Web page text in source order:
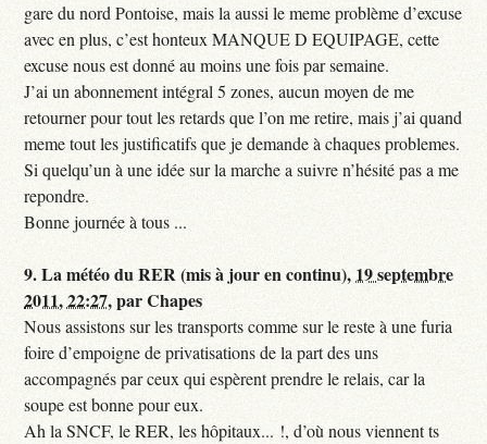
gare du nord Pontoise, mais la aussi le meme problème d’excuse
avec en plus, c’est honteux MANQUE D EQUIPAGE, cette
excuse nous est donné au moins une fois par semaine.
J’ai un abonnement intégral 5 zones, aucun moyen de me
retourner pour tout les retards que l’on me retire, mais j’ai quand
meme tout les justificatifs que je demande à chaques problemes.
Si quelqu’un à une idée sur la marche a suivre n’hésité pas a me
repondre.
Bonne journée à tous ...
9.La météo du RER (mis à jour en continu), 19 septembre
2011, 22:27,parChapes
Nous assistons sur les transports comme sur le reste à une furia
foire d’empoigne de privatisations de la part des uns
accompagnés par ceux qui espèrent prendre le relais, car la
soupe est bonne pour eux.
Ah la SNCF, le RER, les hôpitaux... !, d’où nous viennent ts